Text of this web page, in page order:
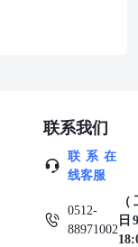
联系我们
联系在
线客服
0512-
88971002
日